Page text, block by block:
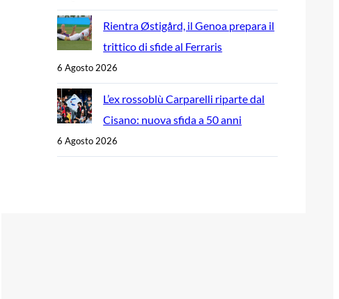
Rientra Østigård, il Genoa prepara il
trittico di sfide al Ferraris
6 Agosto 2026
L’ex rossoblù Carparelli riparte dal
Cisano: nuova sfida a 50 anni
6 Agosto 2026